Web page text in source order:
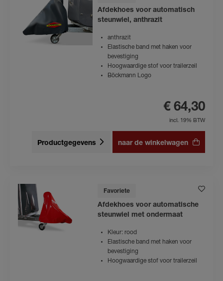
Afdekhoes voor automatisch
steunwiel, anthrazit
anthrazit
Elastische band met haken voor
bevestiging
Hoogwaardige stof voor trailerzeil
Böckmann Logo
€ 64,30
incl. 19% BTW
Productgegevens naar de winkelwagen
Favoriete
Afdekhoes voor automatische
steunwiel met ondermaat
Kleur: rood
Elastische band met haken voor
bevestiging
Hoogwaardige stof voor trailerzeil